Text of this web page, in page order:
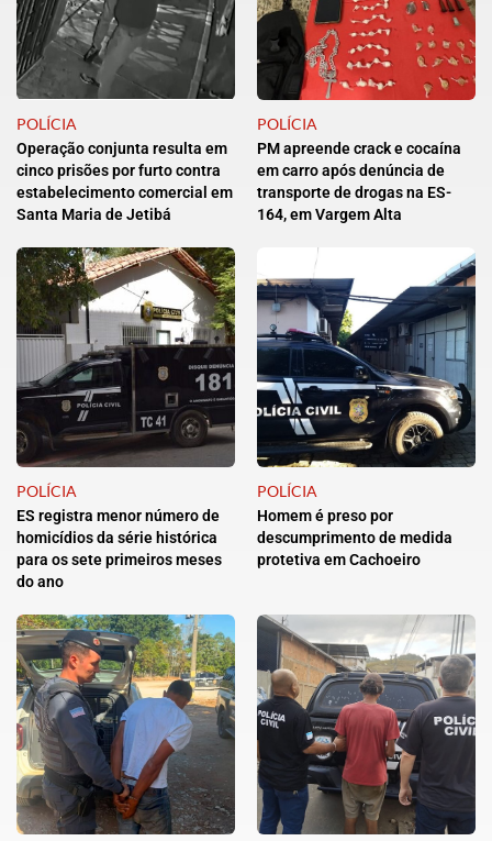
POLÍCIA
Operação conjunta resulta em
cinco prisões por furto contra
estabelecimento comercial em
Santa Maria de Jetibá
POLÍCIA
PM apreende crack e cocaína
em carro após denúncia de
transporte de drogas na ES-
164, em Vargem Alta
POLÍCIA
ES registra menor número de
homicídios da série histórica
para os sete primeiros meses
do ano
POLÍCIA
Homem é preso por
descumprimento de medida
protetiva em Cachoeiro